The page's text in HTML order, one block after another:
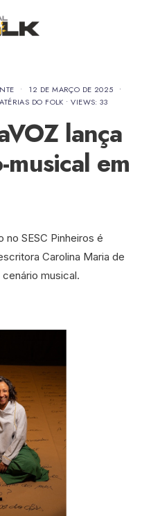
• 12 DE MARÇO DE 2025
•
DO FOLK •VIEWS: 33
lança
em
SESC Pinheiros é
Carolina Maria de
musical.